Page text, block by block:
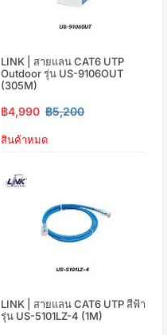
LINK | สายแลน CAT6 UTP
Outdoor รุ่น US-9106OUT
(305M)
฿4,990 ฿5,200
สินค้าหมด
LINK | สายแลน CAT6 UTP สีฟ้า
รุ่น US-5101LZ-4 (1M)